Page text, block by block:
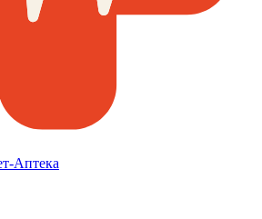
Аптека